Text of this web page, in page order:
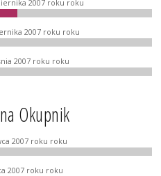
2007 roku roku
2007 roku roku
2007 roku roku
Okupnik
2007 roku roku
2007 roku roku